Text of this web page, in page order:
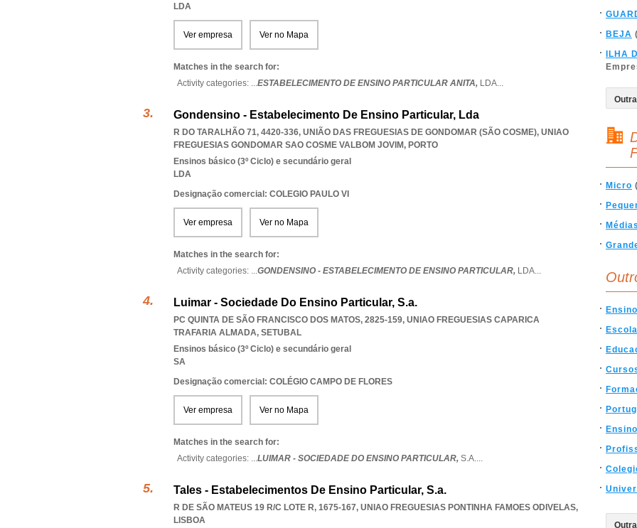
LDA
Ver empresa Ver no Mapa
Matches in the search for:
Activity categories: ...ESTABELECIMENTO DE ENSINO PARTICULAR ANITA, LDA...
Gondensino - Estabelecimento De Ensino Particular, Lda
R DO TARALHÃO 71, 4420-336, UNIÃO DAS FREGUESIAS DE GONDOMAR (SÃO COSME), UNIAO
FREGUESIAS GONDOMAR SAO COSME VALBOM JOVIM, PORTO
Ensinos básico (3º Ciclo) e secundário geral
LDA
Designação comercial: COLEGIO PAULO VI
Ver empresa Ver no Mapa
Matches in the search for:
Activity categories: ...GONDENSINO - ESTABELECIMENTO DE ENSINO PARTICULAR, LDA...
Luimar - Sociedade Do Ensino Particular, S.a.
PC QUINTA DE SÃO FRANCISCO DOS MATOS, 2825-159, UNIAO FREGUESIAS CAPARICA
TRAFARIA ALMADA, SETUBAL
Ensinos básico (3º Ciclo) e secundário geral
SA
Designação comercial: COLÉGIO CAMPO DE FLORES
Ver empresa Ver no Mapa
Matches in the search for:
Activity categories: ...LUIMAR - SOCIEDADE DO ENSINO PARTICULAR, S.A....
Tales - Estabelecimentos De Ensino Particular, S.a.
R DE SÃO MATEUS 19 R/C LOTE R, 1675-167, UNIAO FREGUESIAS PONTINHA FAMOES ODIVELAS,
LISBOA
BEJA
ILHA
Micro
Médias
Ensino
Escola